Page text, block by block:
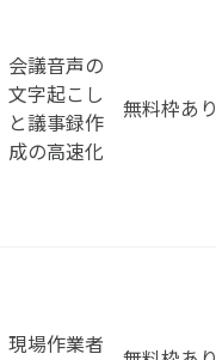
会議音声の
文字起こし
と議事録作
成の高速化
無料枠あり
現場作業者